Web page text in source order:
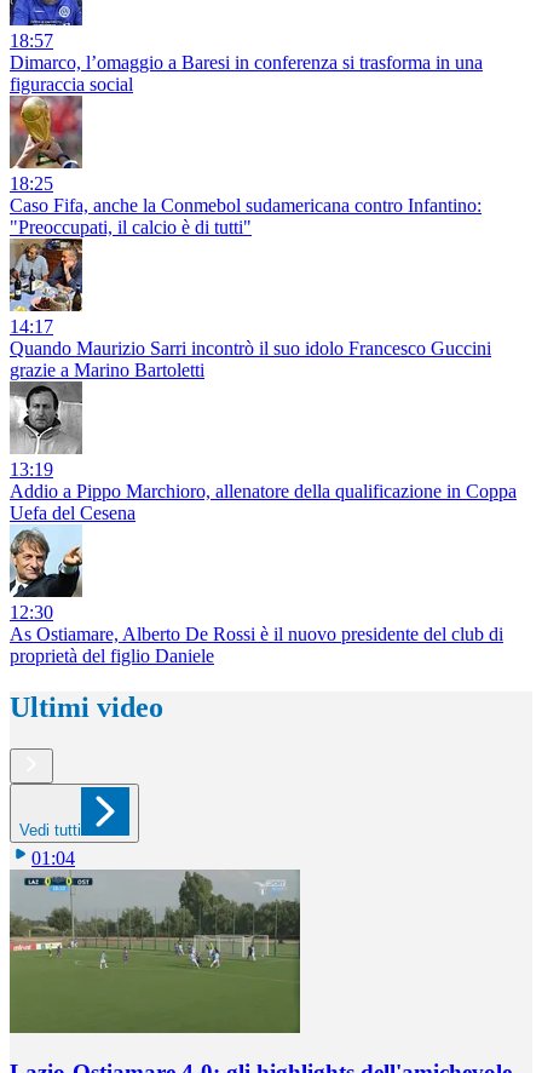
18:57
Dimarco, l’omaggio a Baresi in conferenza si trasforma in una
figuraccia social
18:25
Caso Fifa, anche la Conmebol sudamericana contro Infantino:
"Preoccupati, il calcio è di tutti"
14:17
Quando Maurizio Sarri incontrò il suo idolo Francesco Guccini
grazie a Marino Bartoletti
13:19
Addio a Pippo Marchioro, allenatore della qualificazione in Coppa
Uefa del Cesena
12:30
As Ostiamare, Alberto De Rossi è il nuovo presidente del club di
proprietà del figlio Daniele
Ultimi video
Vedi tutti
01:04